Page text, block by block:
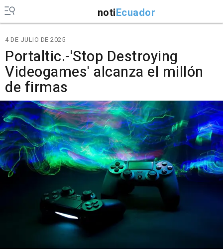
notiEcuador
4 DE JULIO DE 2025
Portaltic.-'Stop Destroying
Videogames' alcanza el millón
de firmas